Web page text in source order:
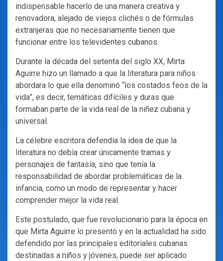
indispensable hacerlo de una manera creativa y
renovadora, alejado de viejos clichés o de fórmulas
extranjeras que no necesariamente tienen que
funcionar entre los televidentes cubanos.
Durante la década del setenta del siglo XX, Mirta
Aguirre hizo un llamado a que la literatura para niños
abordara lo que ella denominó “los costados feos de la
vida”, es decir, temáticas difíciles y duras que
formaban parte de la vida real de la niñez cubana y
universal.
La célebre escritora defendía la idea de que la
literatura no debía crear únicamente tramas y
personajes de fantasía, sino que tenía la
responsabilidad de abordar problemáticas de la
infancia, como un modo de representar y hacer
comprender mejor la vida real.
Este postulado, que fue revolucionario para la época en
que Mirta Aguirre lo presentó y en la actualidad ha sido
defendido por las principales editoriales cubanas
destinadas a niños y jóvenes, puede ser aplicado